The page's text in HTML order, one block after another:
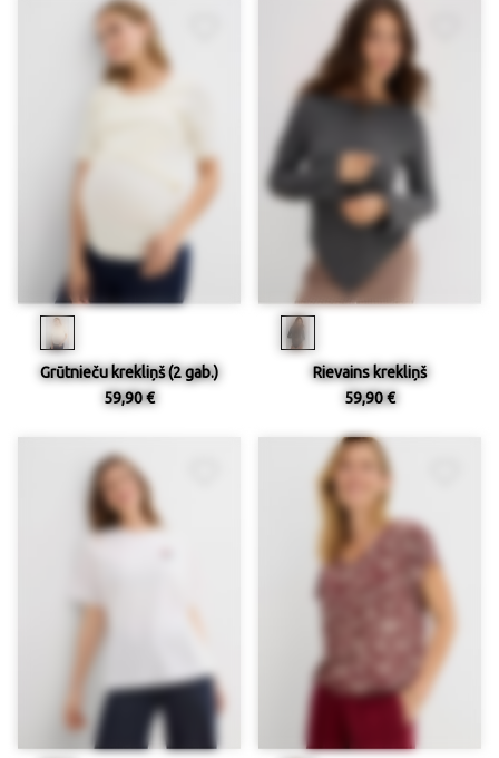
Grūtnieču krekliņš (2 gab.)
59,90 €
Rievains krekliņš
59,90 €